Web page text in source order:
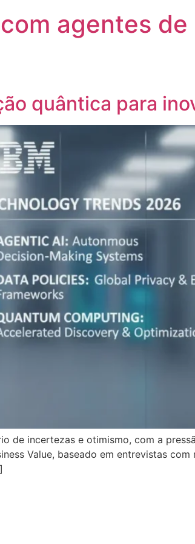
agentes de
quântica para
de incertezas e otimismo, com a
Value, baseado em entrevistas com